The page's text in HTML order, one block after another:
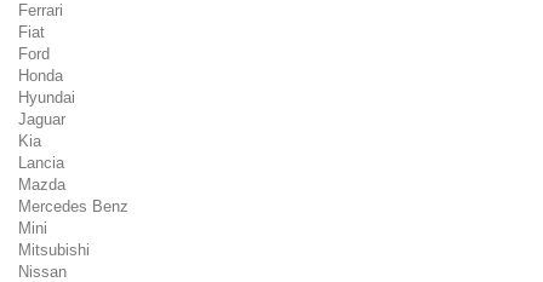
Ferrari
Fiat
Ford
Honda
Hyundai
Jaguar
Kia
Lancia
Mazda
Mercedes Benz
Mini
Mitsubishi
Nissan